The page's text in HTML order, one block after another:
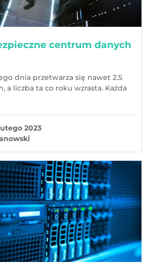
centrum danych
dnia przetwarza się nawet 2.5
a liczba ta co roku wzrasta. Każda
2023